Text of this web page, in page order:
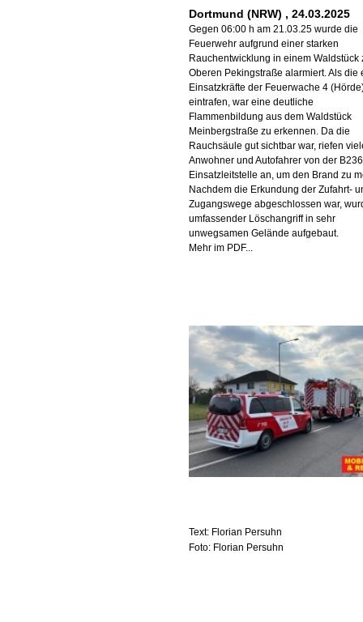
Dortmund (NRW) , 24.03.2025
Gegen 06:00 h am 21.03.25 wurde die
Feuerwehr aufgrund einer starken
Rauchentwicklung in einem Waldstück
Oberen Pekingstraße alarmiert. Als die
Einsatzkräfte der Feuerwache 4
eintrafen, war eine deutliche
Flammenbildung aus dem Waldstück
Meinbergstraße zu erkennen. Da die
Rauchsäule gut sichtbar war, riefen
Anwohner und Autofahrer von der
Einsatzleitstelle an, um den Brand zu
Nachdem die Erkundung der Zufahrt-
Zugangswege abgeschlossen war,
umfassender Löschangriff in sehr
unwegsamen Gelände aufgebaut.
Mehr im PDF...
Text: Florian Persuhn
Foto: Florian Persuhn